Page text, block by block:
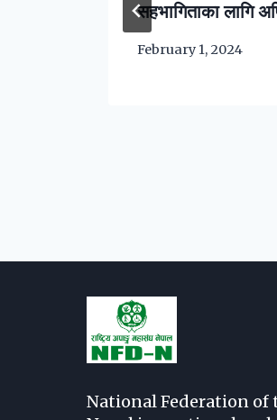
सहभागिताका लागि
February 1, 2024
National Federation of